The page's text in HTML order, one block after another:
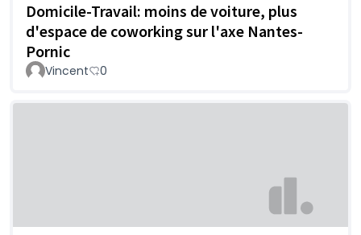
Domicile-Travail: moins de voiture, plus
d'espace de coworking sur l'axe Nantes-
Pornic
Vincent 0